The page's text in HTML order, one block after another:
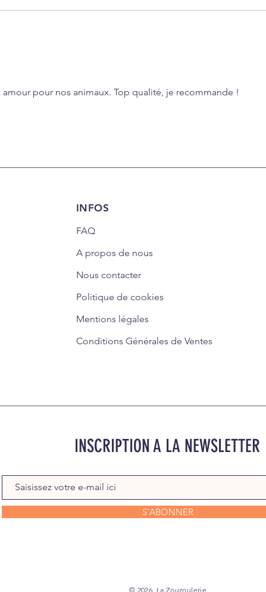
pour nos animaux. Top qualité, je recommande !
INFOS
FAQ
A propos de nous
Nous contacter
Politique de cookies
Mentions légales
Conditions Générales de Ventes
INSCRIPTION A LA NEWSLETTER
S'ABONNER
© 2026. La Zouzoulerie